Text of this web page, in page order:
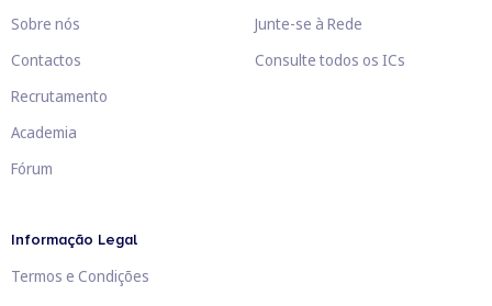
Sobre nós
Contactos
Recrutamento
Academia
Fórum
Junte-se à Rede
Consulte todos os ICs
Informação Legal
Termos e Condições